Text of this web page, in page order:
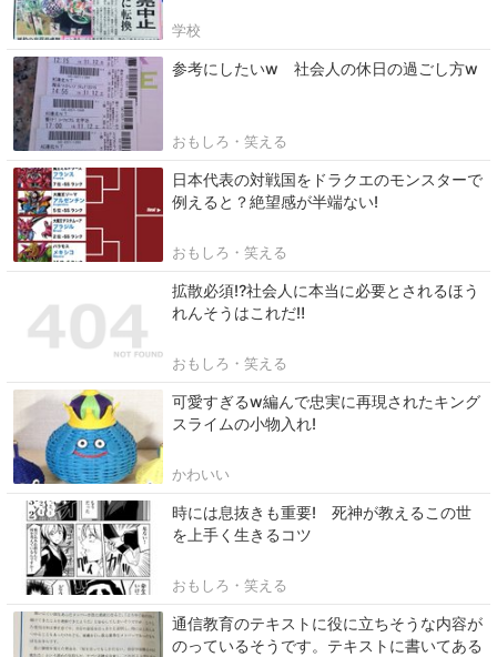
学校
参考にしたいw 社会人の休日の過ごし方w
おもしろ・笑える
日本代表の対戦国をドラクエのモンスターで
例えると？絶望感が半端ない!
おもしろ・笑える
拡散必須⁉社会人に本当に必要とされるほう
れんそうはこれだ‼
おもしろ・笑える
可愛すぎるw編んで忠実に再現されたキング
スライムの小物入れ!
かわいい
時には息抜きも重要! 死神が教えるこの世
を上手く生きるコツ
おもしろ・笑える
通信教育のテキストに役に立ちそうな内容が
のっているそうです。テキストに書いてある